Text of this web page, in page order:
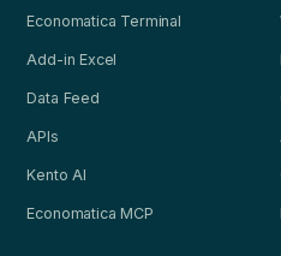
Economatica Terminal
Add-in Excel
Data Feed
APIs
Kento AI
Economatica MCP